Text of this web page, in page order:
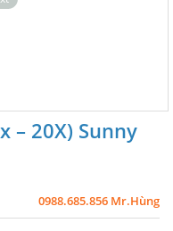
– 20X) Sunny
0988.685.856 Mr.Hùng